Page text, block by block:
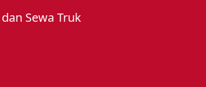
Sewa Truk